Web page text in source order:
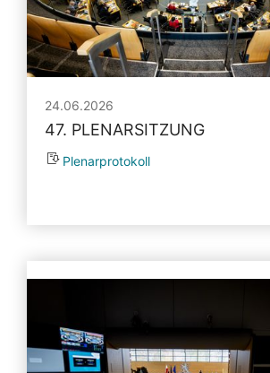
24.06.2026
47. PLENARSITZUNG
Plenarprotokoll